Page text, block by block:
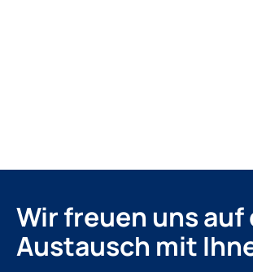
Wir freuen uns auf
Austausch mit